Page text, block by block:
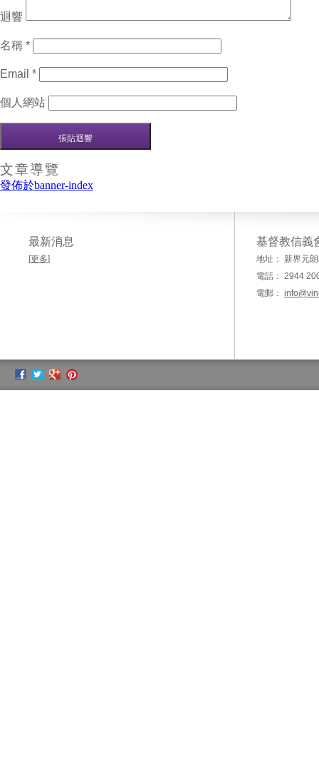
迴響
名稱 *
Email *
個人網站
文章導覽
發佈於banner-index
最新消息
[更多]
基督教信義
地址： 新界元
電話： 2944
電郵：